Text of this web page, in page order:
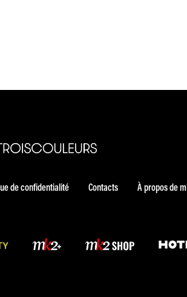
de confidentialité Contacts À propos de